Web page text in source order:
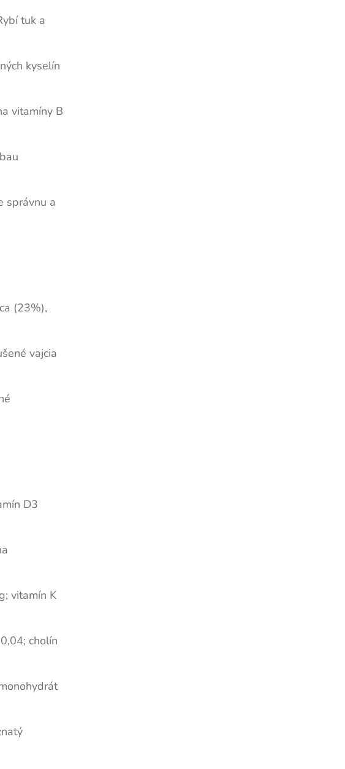
tuk a
kyselín
vitamíny B
správnu a
(23%),
vajcia
D3
vitamín K
cholín